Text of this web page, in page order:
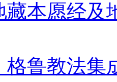
藏本愿经及
格鲁教法集